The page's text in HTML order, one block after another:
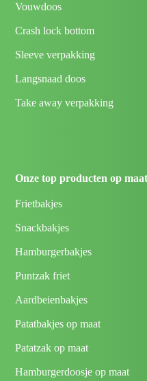
Vouwdoos
Crash lock bottom
Sleeve verpakking
Langsnaad doos
Take away verpakking
Onze top producten op maat
Frietbakjes
Snackbakjes
Hamburgerbakjes
Puntzak friet
Aardbeienbakjes
Patatbakjes op maat
Patatzak op maat
Hamburgerdoosje op maat